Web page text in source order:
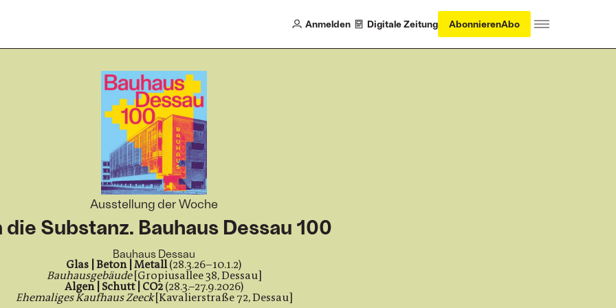
Anmelden Digitale Zeitung AbonnierenAbo
Ausstellung der Woche
die Substanz. Bauhaus Dessau 100
Bauhaus Dessau
Glas | Beton | Metall(28.3.26–10.1.2)
Bauhausgebäude[Gropiusallee 38, Dessau]
Algen | Schutt | CO2(28.3.–27.9.2026)
Ehemaliges Kaufhaus Zeeck[Kavalierstraße 72, Dessau]